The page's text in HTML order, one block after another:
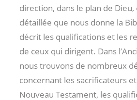
direction, dans le plan de Dieu,
détaillée que nous donne la
décrit les qualifications et les
de ceux qui dirigent. Dans
nous trouvons de nombreux
concernant les sacrificateurs
Nouveau Testament, les